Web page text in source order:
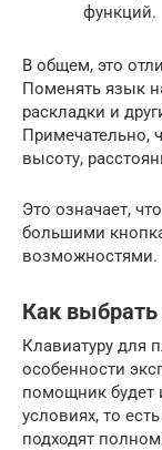
функций.
В общем, это
Поменять язык
раскладки и
Примечательно,
высоту,
Это означает,
большими
возможностями.
Как выбрать
Клавиатуру для
особенности
помощник будет
условиях, то
подходят